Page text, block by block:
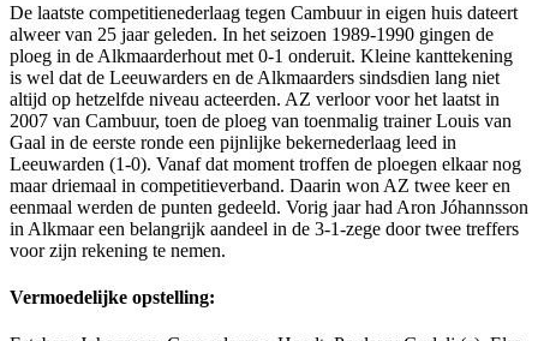
De laatste competitienederlaag tegen Cambuur in eigen huis dateert
alweer van 25 jaar geleden. In het seizoen 1989-1990 gingen de
ploeg in de Alkmaarderhout met 0-1 onderuit. Kleine kanttekening
is wel dat de Leeuwarders en de Alkmaarders sindsdien lang niet
altijd op hetzelfde niveau acteerden. AZ verloor voor het laatst in
2007 van Cambuur, toen de ploeg van toenmalig trainer Louis van
Gaal in de eerste ronde een pijnlijke bekernederlaag leed in
Leeuwarden (1-0). Vanaf dat moment troffen de ploegen elkaar nog
maar driemaal in competitieverband. Daarin won AZ twee keer en
eenmaal werden de punten gedeeld. Vorig jaar had Aron Jóhannsson
in Alkmaar een belangrijk aandeel in de 3-1-zege door twee treffers
voor zijn rekening te nemen.
Vermoedelijke opstelling: